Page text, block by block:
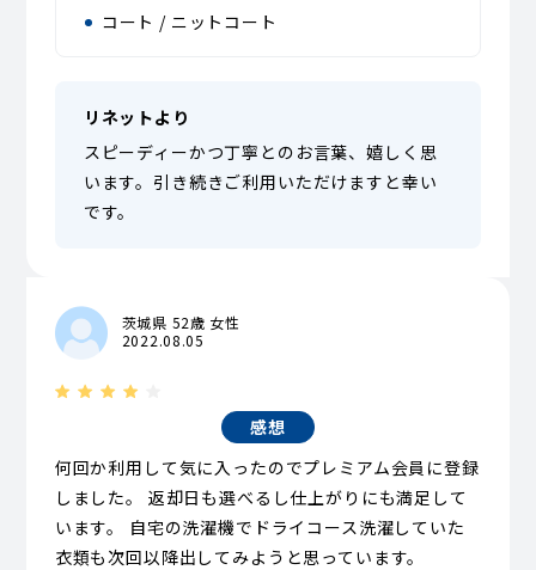
コート / ニットコート
リネットより
スピーディーかつ丁寧とのお言葉、嬉しく思
います。引き続きご利用いただけますと幸い
です。
茨城県 52歳 女性
2022.08.05
感想
何回か利用して気に入ったのでプレミアム会員に登録
しました。 返却日も選べるし仕上がりにも満足して
います。 自宅の洗濯機でドライコース洗濯していた
衣類も次回以降出してみようと思っています。